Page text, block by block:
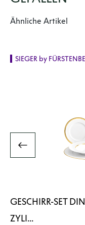
Produktgalerie
Ähnliche Artikel
SIEGER by
GESCHIRR-SET
ZYLI...